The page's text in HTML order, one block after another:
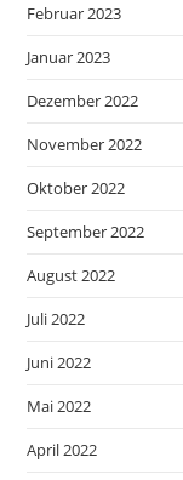
Februar 2023
Januar 2023
Dezember 2022
November 2022
Oktober 2022
September 2022
August 2022
Juli 2022
Juni 2022
Mai 2022
April 2022